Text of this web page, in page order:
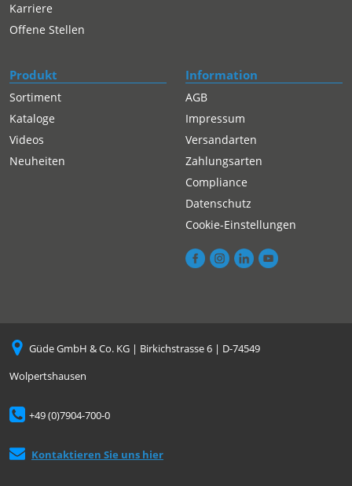
Karriere
Offene Stellen
Produkt
Sortiment
Kataloge
Videos
Neuheiten
Information
AGB
Impressum
Versandarten
Zahlungsarten
Compliance
Datenschutz
Cookie-Einstellungen
Güde GmbH & Co. KG | Birkichstrasse 6 | D-74549
Wolpertshausen
+49 (0)7904-700-0
Kontaktieren Sie uns hier